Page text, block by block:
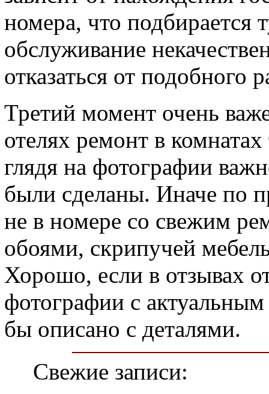
номера, что подбирается
обслуживание
отказаться от подобного
Третий момент очень
отелях ремонт в
глядя на фотографии
были сделаны. Иначе по
не в номере со свежим
обоями, скрипучей
Хорошо, если в отзывах
фотографии с
бы описано с деталями.
Свежие записи: